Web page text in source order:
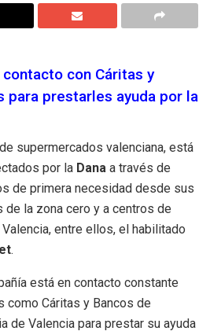
con Cáritas y
para prestarles ayuda por la
supermercados valenciana, está
por la Dana a través de
de primera necesidad desde sus
de la zona cero y a centros de
entre ellos, el habilitado
.
está en contacto constante
como Cáritas y Bancos de
de Valencia para prestar su ayuda